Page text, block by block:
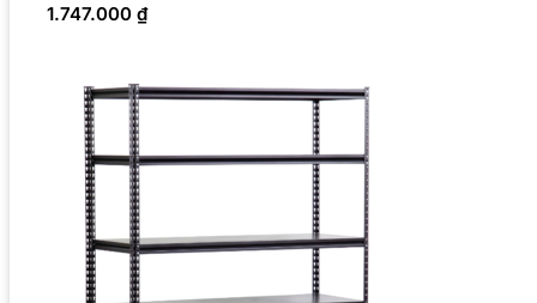
1.747.000 ₫